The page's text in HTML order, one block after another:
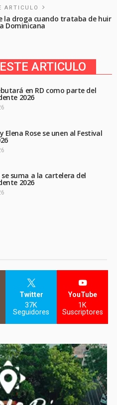
ARTICULO
la droga cuando trataba de huir
Dominicana
ARTICULO
en RD como parte del
2026
Elena Rose se unen al Festival
suma a la cartelera del
2026
Twitter
37K
Seguidores
YouTube
1K
Suscriptores